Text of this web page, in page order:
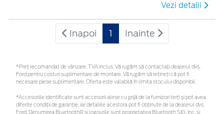
Vezi detalii
Inapoi 1 Inainte
*Preţ recomandat de vânzare, TVA inclus. Vă rugăm să contactaţi dealerul dvs.
Ford pentru costuri suplimentare de montare. Vă rugăm să rețineți că pot fi
necesare piese suplimentare. Oferta este valabilă în limita stocului disponibil.
*Accesoriile identificate sunt accesorii alese cu grijă de la furnizori terți și pot avea
diferite condiții de garanție, iar detaliile acestora pot fi obținute de la dealerul dvs.
Ford. Denumirea Bluetooth® și logourile sunt proprietatea Bluetooth SIG, Inc. și